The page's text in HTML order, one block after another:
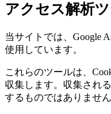
アクセス解析
当サイトでは、Google
使用しています。
これらのツールは、
収集します。収集され
するものではありません